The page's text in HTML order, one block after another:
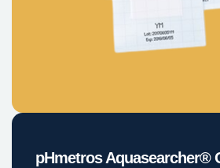
pHmetros Aquasearcher®